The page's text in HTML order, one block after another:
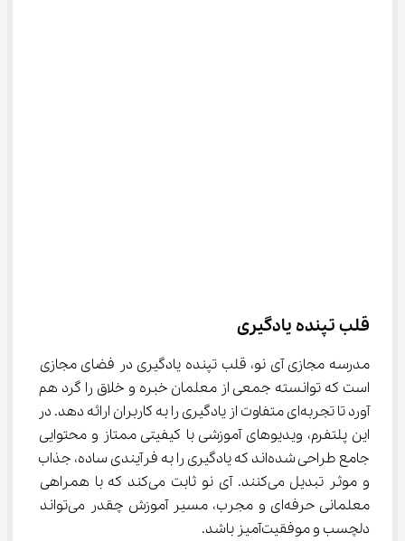
قلب تپنده یادگیری
مدرسه مجازی آی نو، قلب تپنده یادگیری در فضای مجازی
است که توانسته جمعی از معلمان خبره و خلاق را گرد هم
آورد تا تجربه‌ای متفاوت از یادگیری را به کاربران ارائه دهد. در
این پلتفرم، ویدیوهای آموزشی با کیفیتی ممتاز و محتوایی
جامع طراحی شده‌اند که یادگیری را به فرآیندی ساده، جذاب
و موثر تبدیل می‌کنند. آی نو ثابت می‌کند که با همراهی
معلمانی حرفه‌ای و مجرب، مسیر آموزش چقدر می‌تواند
دلچسب و موفقیت‌آمیز باشد.